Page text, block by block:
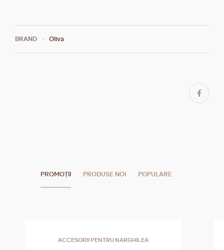
BRAND Oliva
PROMOȚII PRODUSE NOI POPULARE
ACCESORII PENTRU NARGHILEA